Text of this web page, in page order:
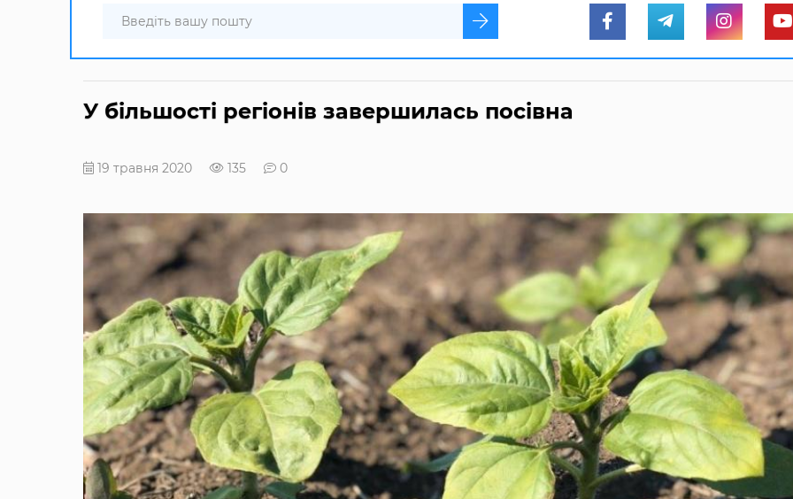
У більшості регіонів завершилась посівна
19 травня 2020 135 0